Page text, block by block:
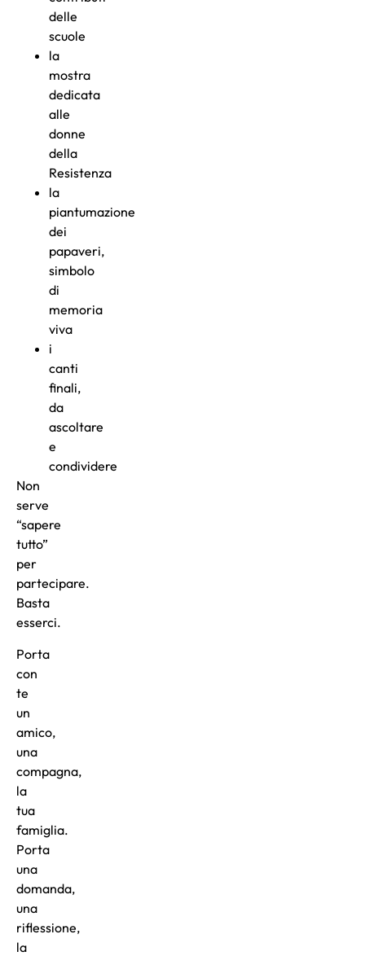
delle
scuole
la
mostra
dedicata
alle
donne
della
Resistenza
la
piantumazione
dei
papaveri,
simbolo
di
memoria
viva
i
canti
finali,
da
ascoltare
e
condividere
Non
serve
“sapere
tutto”
per
partecipare.
Basta
esserci.
Porta
con
te
un
amico,
una
compagna,
la
tua
famiglia.
Porta
una
domanda,
una
riflessione,
la